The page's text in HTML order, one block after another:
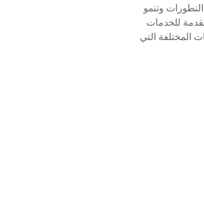
وتنمو
للخدمات
المختلفة التي